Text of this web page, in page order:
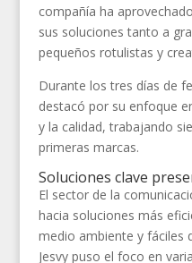
compañía ha
sus soluciones tanto a
pequeños rotulistas y
Durante los tres días de
destacó por su enfoque
y la calidad, trabajando
primeras marcas.
Soluciones clave
El sector de la
hacia soluciones más
medio ambiente y fáciles
Jesvy puso el foco en